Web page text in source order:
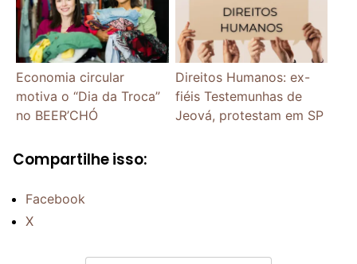
Economia circular
motiva o “Dia da Troca”
no BEER’CHÓ
Direitos Humanos: ex-
fiéis Testemunhas de
Jeová, protestam em SP
Compartilhe isso:
Facebook
X